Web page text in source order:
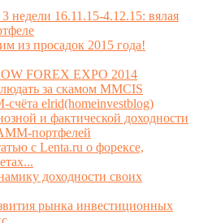
недели 16.11.15-4.12.15: вялая
из просадок 2015 года!
FOREX EXPO 2014
за скамом MMCIS
elrid(homeinvestblog)
и фактической доходности
портфелей
с Lenta.ru о форексе,
доходности своих
рынка инвестиционных